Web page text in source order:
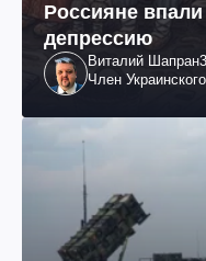
Россияне
депрессию
Виталий Шапран
Член